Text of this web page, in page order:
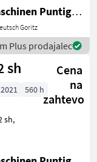
Baumaschinen Puntigam GmbH
Goritz
Plus prodajalec
sh
Cena
na
zahtevo
560 h
sh,